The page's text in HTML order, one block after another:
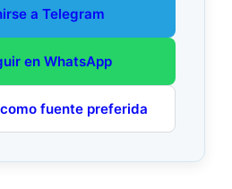
a Telegram
en WhatsApp
fuente preferida